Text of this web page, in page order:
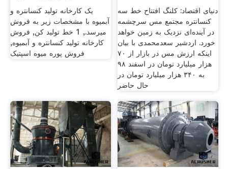
یک کارخانه تولید کنسانتره و
آبمیوه با مشخصات زیر به فروش
میرسد., 1 خط تولید کن, فروش
کارخانه تولید کنسانتره و آبمیوه,
فروش پوره میوه اسپتیک
دنیای اقتصاد: کلنگ افتتاح خط سه
کنسانتره مجتمع مس سرچشمه
در آینده‌ای نزدیک به زمین خواهد
خورد. اردشیر سعدمحمدی با بیان
اینکه ارزش مس در بازار از ۷۰
هزار میلیارد تومان در اسفند ۹۸
به ۳۴۰ هزار میلیارد تومان در
حال حاضر